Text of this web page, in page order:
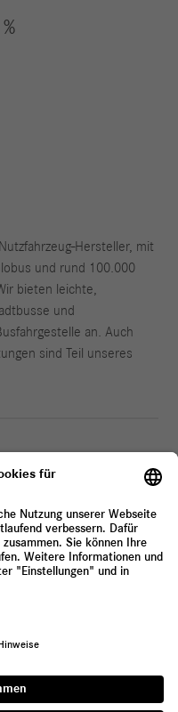
Hersteller, mit
und rund 100.000
bieten leichte,
und
an. Auch
sind Teil unseres